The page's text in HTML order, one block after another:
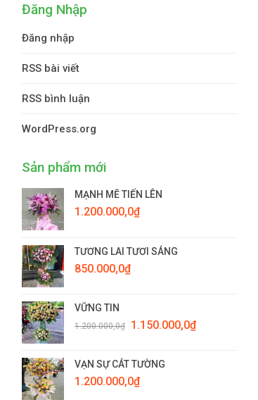
Đăng Nhập
Đăng nhập
RSS bài viết
RSS bình luận
WordPress.org
Sản phẩm mới
MẠNH MẼ TIẾN LÊN
1.200.000,0₫
TƯƠNG LAI TƯƠI SÁNG
850.000,0₫
VỮNG TIN
1.200.000,0₫
Giá
1.200.000,0₫.
1.150.000,0₫Giá
VẠN SỰ CÁT TƯỜNG
1.200.000,0₫